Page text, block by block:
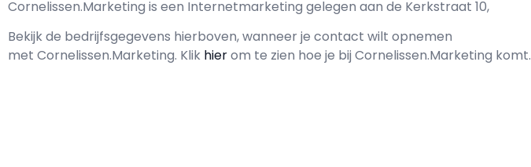
Cornelissen.Marketing is een Internetmarketing gelegen aan de Kerkstraat 10,
Bekijk de bedrijfsgegevens hierboven, wanneer je contact wilt opnemen
met Cornelissen.Marketing. Klik hierom te zien hoe je bij Cornelissen.Marketing komt.